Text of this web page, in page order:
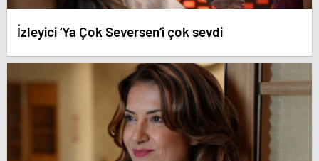
İzleyici ‘Ya Çok Seversen’i çok sevdi